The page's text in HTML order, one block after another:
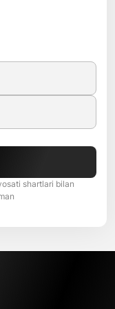
shartlari bilan